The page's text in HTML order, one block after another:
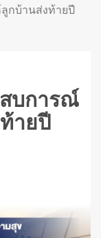
กบ้านส่งท้ายปี
บการณ์
ายปี